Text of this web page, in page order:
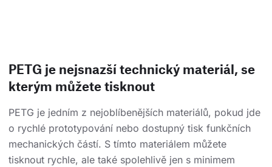
PETG je nejsnazší technický materiál, se
kterým můžete tisknout
PETG je jedním z nejoblíbenějších materiálů, pokud jde
o rychlé prototypování nebo dostupný tisk funkčních
mechanických částí. S tímto materiálem můžete
tisknout rychle, ale také spolehlivě jen s minimem